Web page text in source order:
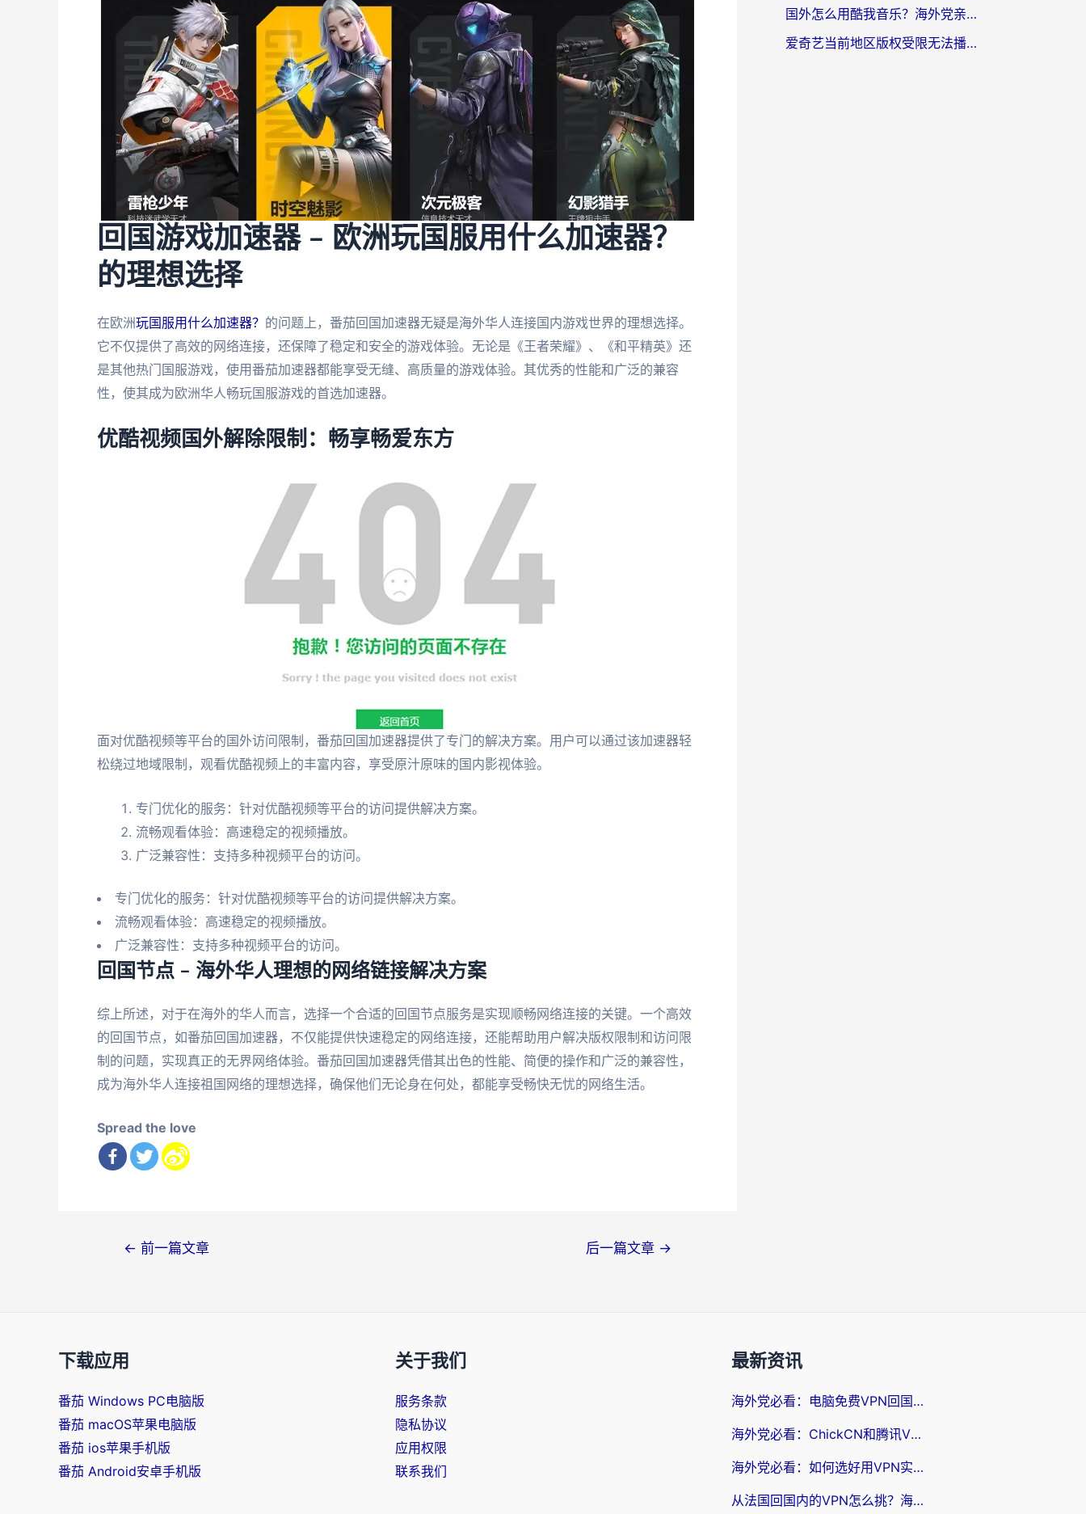
回国游戏加速器 – 欧洲玩国服用什么加速器？
的理想选择
在欧洲玩国服用什么加速器？ 的问题上，番茄回国加速器无疑是海外华人连接国内游戏世界的理想选择。
它不仅提供了高效的网络连接，还保障了稳定和安全的游戏体验。无论是《王者荣耀》、《和平精英》还
是其他热门国服游戏，使用番茄加速器都能享受无缝、高质量的游戏体验。其优秀的性能和广泛的兼容
性，使其成为欧洲华人畅玩国服游戏的首选加速器。
优酷视频国外解除限制：畅享畅爱东方
面对优酷视频等平台的国外访问限制，番茄回国加速器提供了专门的解决方案。用户可以通过该加速器轻
松绕过地域限制，观看优酷视频上的丰富内容，享受原汁原味的国内影视体验。
专门优化的服务：针对优酷视频等平台的访问提供解决方案。
流畅观看体验：高速稳定的视频播放。
广泛兼容性：支持多种视频平台的访问。
专门优化的服务：针对优酷视频等平台的访问提供解决方案。
流畅观看体验：高速稳定的视频播放。
广泛兼容性：支持多种视频平台的访问。
回国节点 – 海外华人理想的网络链接解决方案
综上所述，对于在海外的华人而言，选择一个合适的回国节点服务是实现顺畅网络连接的关键。一个高效
的回国节点，如番茄回国加速器，不仅能提供快速稳定的网络连接，还能帮助用户解决版权限制和访问限
制的问题，实现真正的无界网络体验。番茄回国加速器凭借其出色的性能、简便的操作和广泛的兼容性，
成为海外华人连接祖国网络的理想选择，确保他们无论身在何处，都能享受畅快无忧的网络生活。
Spread the love
← 前一篇文章 后一篇文章 →
国外怎么用酷我音乐？海外党亲测有效的回国加速方案，附千千音乐中文歌收听指南
爱奇艺当前地区版权受限无法播放？海外党追剧看电影的终极解决方案来了
下载应用
番茄 Windows PC电脑版
番茄 macOS苹果电脑版
番茄 ios苹果手机版
番茄 Android安卓手机版
关于我们
服务条款
隐私协议
应用权限
联系我们
最新资讯
海外党必看：电脑免费VPN回国真的靠谱吗？附实测对比与最优方案指南
海外党必看：ChickCN和腾讯VPN好用吗？3招选对回国加速器，告别地区限制
海外党必看：如何选好用VPN实现国内资源无缝访问？从越南到全球都适用
从法国回国内的VPN怎么挑？海外党亲测：稳定、多端、安全才是关键